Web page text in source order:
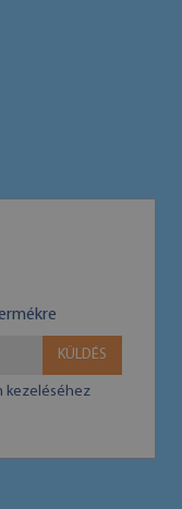
KÜLDÉS
kezeléséhez